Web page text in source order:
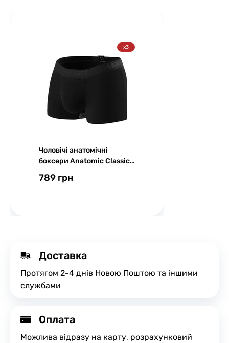
x3
Чоловічі анатомічні
боксери Anatomic Classic
Series, чорний
789 грн
Доставка
Протягом 2-4 днів Новою Поштою та іншими
службами
Оплата
Можлива відразу на карту, розрахунковий